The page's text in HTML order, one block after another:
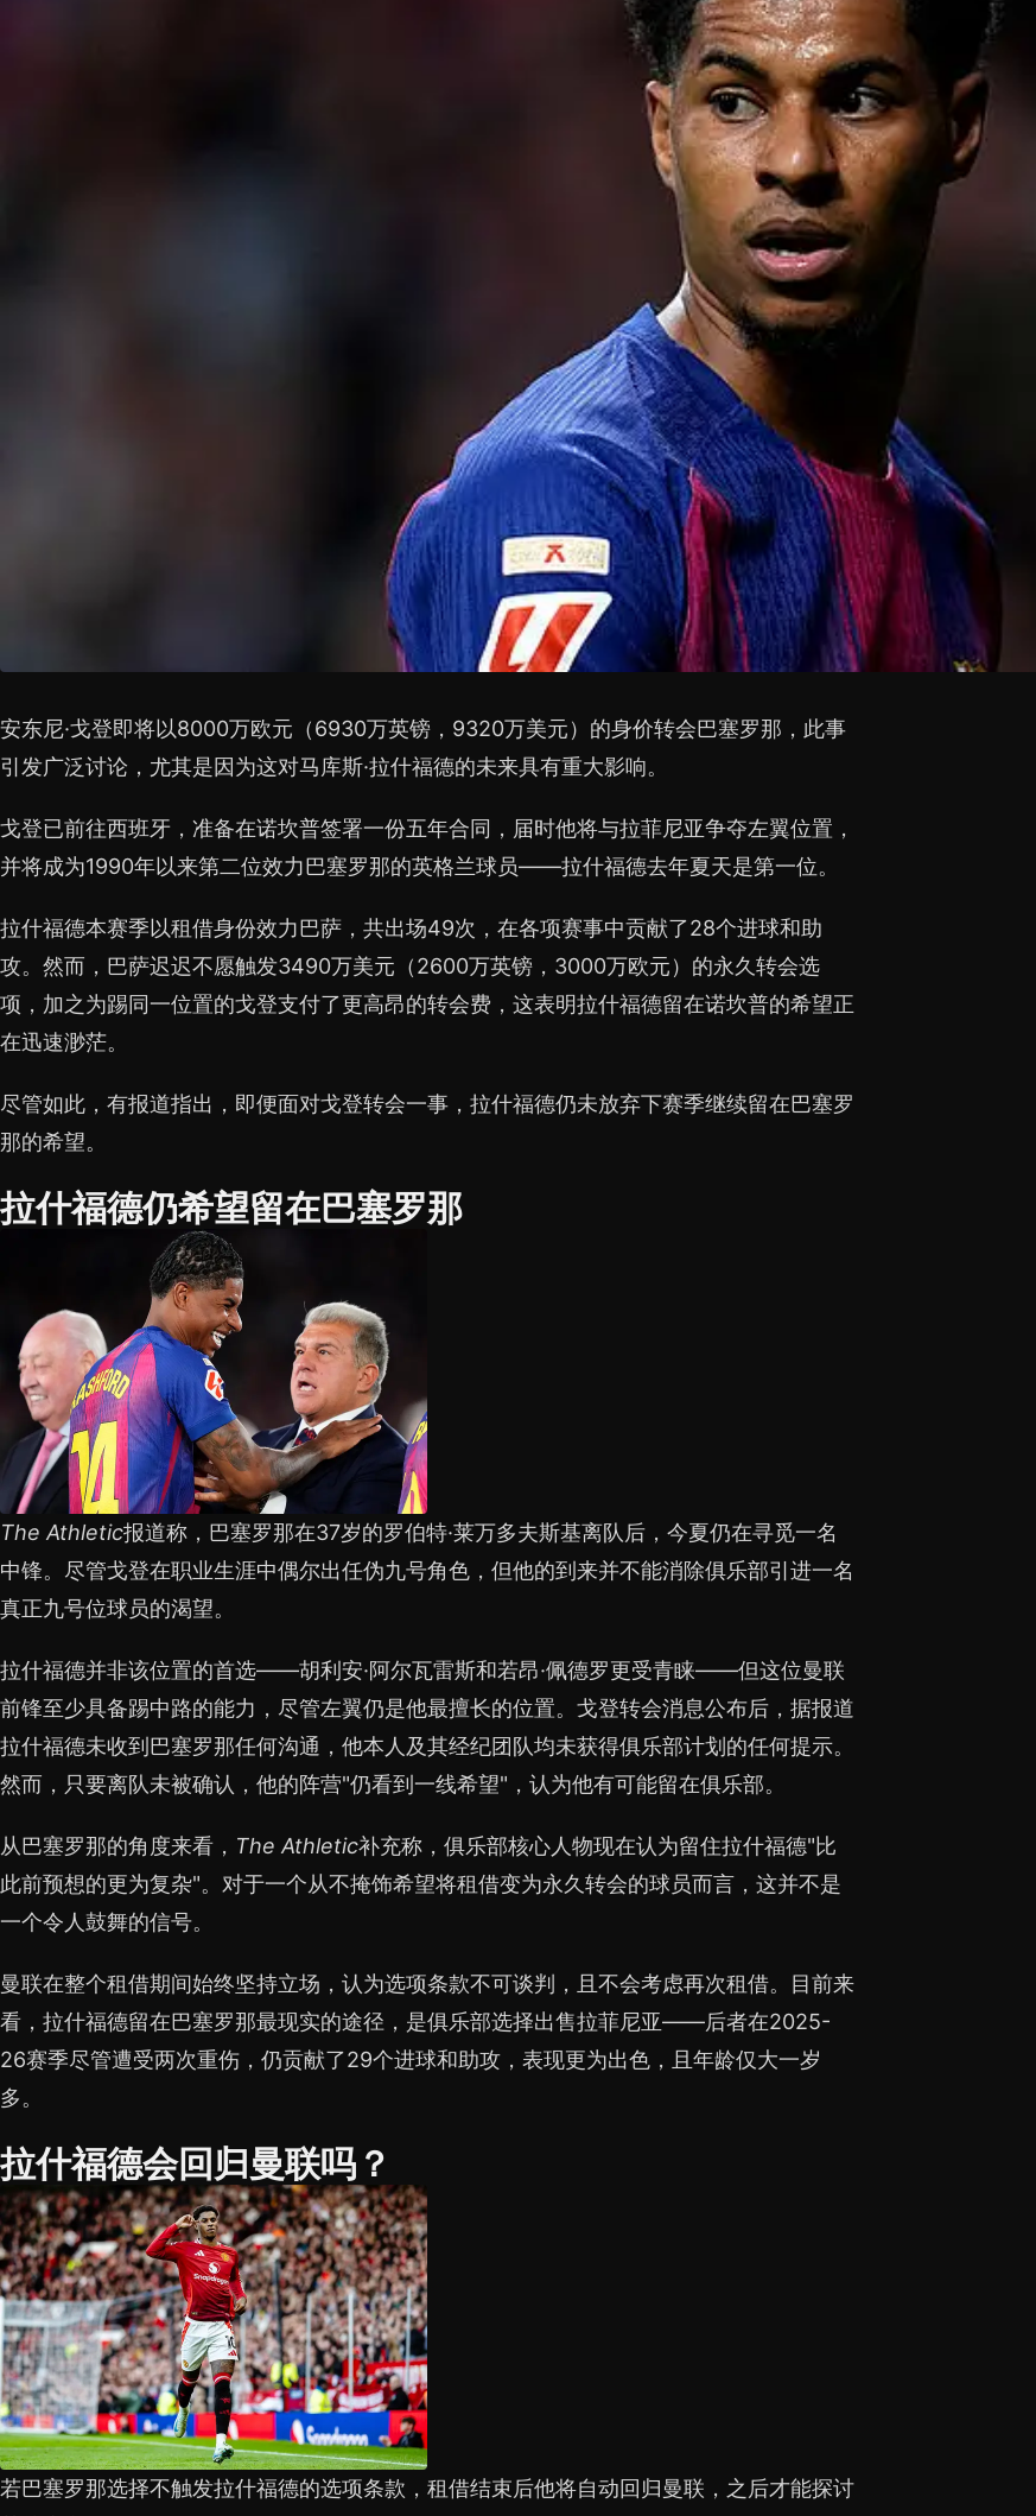
安东尼·戈登即将以8000万欧元（6930万英镑，9320万美元）的身价转会巴塞罗那，此事
引发广泛讨论，尤其是因为这对马库斯·拉什福德的未来具有重大影响。
戈登已前往西班牙，准备在诺坎普签署一份五年合同，届时他将与拉菲尼亚争夺左翼位置，
并将成为1990年以来第二位效力巴塞罗那的英格兰球员——拉什福德去年夏天是第一位。
拉什福德本赛季以租借身份效力巴萨，共出场49次，在各项赛事中贡献了28个进球和助
攻。然而，巴萨迟迟不愿触发3490万美元（2600万英镑，3000万欧元）的永久转会选
项，加之为踢同一位置的戈登支付了更高昂的转会费，这表明拉什福德留在诺坎普的希望正
在迅速渺茫。
尽管如此，有报道指出，即便面对戈登转会一事，拉什福德仍未放弃下赛季继续留在巴塞罗
那的希望。
拉什福德仍希望留在巴塞罗那
The Athletic报道称，巴塞罗那在37岁的罗伯特·莱万多夫斯基离队后，今夏仍在寻觅一名
中锋。尽管戈登在职业生涯中偶尔出任伪九号角色，但他的到来并不能消除俱乐部引进一名
真正九号位球员的渴望。
拉什福德并非该位置的首选——胡利安·阿尔瓦雷斯和若昂·佩德罗更受青睐——但这位曼联
前锋至少具备踢中路的能力，尽管左翼仍是他最擅长的位置。戈登转会消息公布后，据报道
拉什福德未收到巴塞罗那任何沟通，他本人及其经纪团队均未获得俱乐部计划的任何提示。
然而，只要离队未被确认，他的阵营"仍看到一线希望"，认为他有可能留在俱乐部。
从巴塞罗那的角度来看， The Athletic补充称，俱乐部核心人物现在认为留住拉什福德"比
此前预想的更为复杂"。对于一个从不掩饰希望将租借变为永久转会的球员而言，这并不是
一个令人鼓舞的信号。
曼联在整个租借期间始终坚持立场，认为选项条款不可谈判，且不会考虑再次租借。目前来
看，拉什福德留在巴塞罗那最现实的途径，是俱乐部选择出售拉菲尼亚——后者在2025-
26赛季尽管遭受两次重伤，仍贡献了29个进球和助攻，表现更为出色，且年龄仅大一岁
多。
拉什福德会回归曼联吗？
若巴塞罗那选择不触发拉什福德的选项条款，租借结束后他将自动回归曼联，之后才能探讨